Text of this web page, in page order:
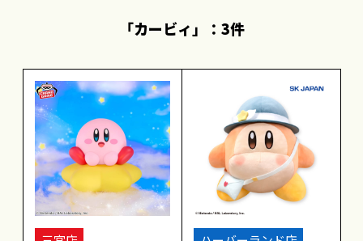
「カービィ」：3件